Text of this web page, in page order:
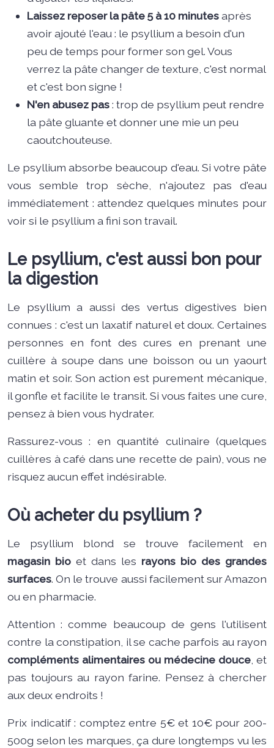
Laissez reposer la pâte 5 à 10 minutesaprès
avoir ajouté l'eau : le psyllium a besoin d'un
peu de temps pour former son gel. Vous
verrez la pâte changer de texture, c'est normal
et c'est bon signe !
N'en abusez pas: trop de psyllium peut rendre
la pâte gluante et donner une mie un peu
caoutchouteuse.
Le psyllium absorbe beaucoup d'eau. Si votre pâte
vous semble trop sèche, n'ajoutez pas d'eau
immédiatement : attendez quelques minutes pour
voir si le psyllium a fini son travail.
Le psyllium, c'est aussi bon pour
la digestion
Le psyllium a aussi des vertus digestives bien
connues : c'est un laxatif naturel et doux. Certaines
personnes en font des cures en prenant une
cuillère à soupe dans une boisson ou un yaourt
matin et soir. Son action est purement mécanique,
il gonfle et facilite le transit. Si vous faites une cure,
pensez à bien vous hydrater.
Rassurez-vous : en quantité culinaire (quelques
cuillères à café dans une recette de pain), vous ne
risquez aucun effet indésirable.
Où acheter du psyllium ?
Le psyllium blond se trouve facilement en
magasin bio et dans les rayons bio des grandes
surfaces. On le trouve aussi facilement sur Amazon
ou en pharmacie.
Attention : comme beaucoup de gens l'utilisent
contre la constipation, il se cache parfois au rayon
compléments alimentaires ou médecine douce , et
pas toujours au rayon farine. Pensez à chercher
aux deux endroits !
Prix indicatif : comptez entre 5€ et 10€ pour 200-
500g selon les marques, ça dure longtemps vu les